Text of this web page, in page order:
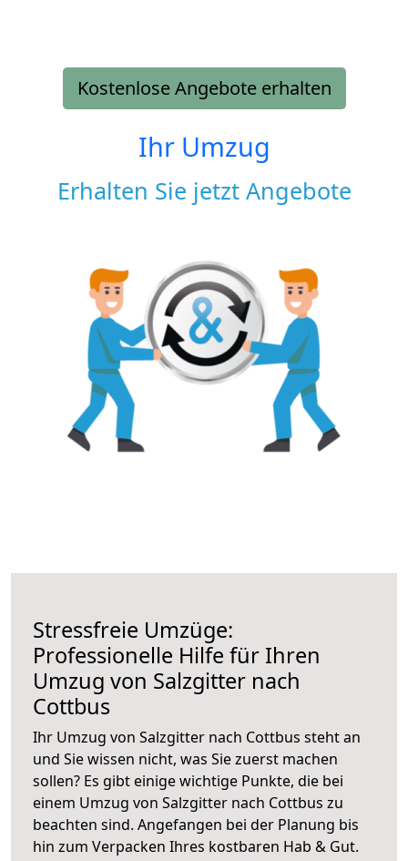
Kostenlose Angebote erhalten
Ihr Umzug
Erhalten Sie jetzt Angebote
Stressfreie Umzüge:
Professionelle Hilfe für Ihren
Umzug von Salzgitter nach
Cottbus
Ihr Umzug von Salzgitter nach Cottbus steht an
und Sie wissen nicht, was Sie zuerst machen
sollen? Es gibt einige wichtige Punkte, die bei
einem Umzug von Salzgitter nach Cottbus zu
beachten sind. Angefangen bei der Planung bis
hin zum Verpacken Ihres kostbaren Hab & Gut.